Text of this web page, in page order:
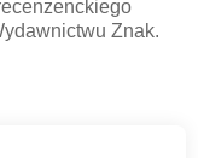
Znak.